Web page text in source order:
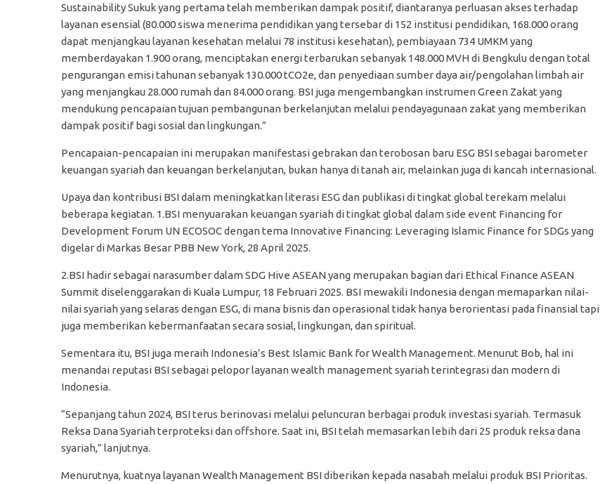
Sustainability Sukuk yang pertama telah memberikan dampak positif, diantaranya perluasan akses terhadap
layanan esensial (80.000 siswa menerima pendidikan yang tersebar di 152 institusi pendidikan, 168.000 orang
dapat menjangkau layanan kesehatan melalui 78 institusi kesehatan), pembiayaan 734 UMKM yang
memberdayakan 1.900 orang, menciptakan energi terbarukan sebanyak 148.000 MVH di Bengkulu dengan total
pengurangan emisi tahunan sebanyak 130.000 tCO2e, dan penyediaan sumber daya air/pengolahan limbah air
yang menjangkau 28.000 rumah dan 84.000 orang. BSI juga mengembangkan instrumen Green Zakat yang
mendukung pencapaian tujuan pembangunan berkelanjutan melalui pendayagunaan zakat yang memberikan
dampak positif bagi sosial dan lingkungan.”
Pencapaian-pencapaian ini merupakan manifestasi gebrakan dan terobosan baru ESG BSI sebagai barometer
keuangan syariah dan keuangan berkelanjutan, bukan hanya di tanah air, melainkan juga di kancah internasional.
Upaya dan kontribusi BSI dalam meningkatkan literasi ESG dan publikasi di tingkat global terekam melalui
beberapa kegiatan. 1.BSI menyuarakan keuangan syariah di tingkat global dalam side event Financing for
Development Forum UN ECOSOC dengan tema Innovative Financing: Leveraging Islamic Finance for SDGs yang
digelar di Markas Besar PBB New York, 28 April 2025.
2.BSI hadir sebagai narasumber dalam SDG Hive ASEAN yang merupakan bagian dari Ethical Finance ASEAN
Summit diselenggarakan di Kuala Lumpur, 18 Februari 2025. BSI mewakili Indonesia dengan memaparkan nilai-
nilai syariah yang selaras dengan ESG, di mana bisnis dan operasional tidak hanya berorientasi pada finansial tapi
juga memberikan kebermanfaatan secara sosial, lingkungan, dan spiritual.
Sementara itu, BSI juga meraih Indonesia’s Best Islamic Bank for Wealth Management. Menurut Bob, hal ini
menandai reputasi BSI sebagai pelopor layanan wealth management syariah terintegrasi dan modern di
Indonesia.
“Sepanjang tahun 2024, BSI terus berinovasi melalui peluncuran berbagai produk investasi syariah. Termasuk
Reksa Dana Syariah terproteksi dan offshore. Saat ini, BSI telah memasarkan lebih dari 25 produk reksa dana
syariah,” lanjutnya.
Menurutnya, kuatnya layanan Wealth Management BSI diberikan kepada nasabah melalui produk BSI Prioritas.